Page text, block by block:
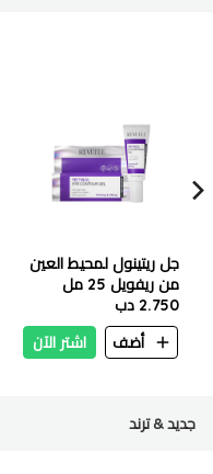
جل ريتينول لمحيط العين
من ريفويل 25 مل
2.750 دب
أضف
اشتر الآن
جديد & ترند